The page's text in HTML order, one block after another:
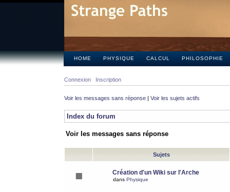
HOME PHYSIQUE CALCUL PHILOSOPHIE
Connexion Inscription
Voir les messages sans réponse | Voir les sujets actifs
Index du forum
Voir les messages sans réponse
Sujets
Création d'un Wiki sur l'Arche
dans Physique